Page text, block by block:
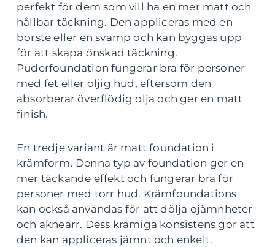
perfekt för dem som vill ha en mer matt och
hållbar täckning. Den appliceras med en
borste eller en svamp och kan byggas upp
för att skapa önskad täckning.
Puderfoundation fungerar bra för personer
med fet eller oljig hud, eftersom den
absorberar överflödig olja och ger en matt
finish.
En tredje variant är matt foundation i
krämform. Denna typ av foundation ger en
mer täckande effekt och fungerar bra för
personer med torr hud. Krämfoundations
kan också användas för att dölja ojämnheter
och akneärr. Dess krämiga konsistens gör att
den kan appliceras jämnt och enkelt.